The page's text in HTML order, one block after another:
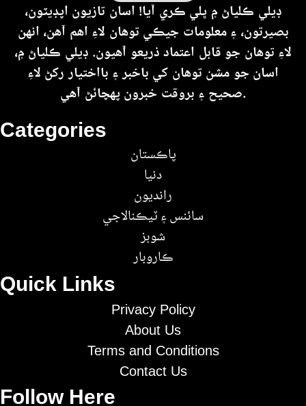
Quick Links
Privacy Policy
About Us
Terms and Conditions
Contact Us
Follow Here
Categories
پاڪستان
دنيا
رانديون
سائنس ۽ ٽيڪنالاجي
شوبز
ڪاروبار
ڊيلي ڪلياڻ ۾ ڀلي ڪري آيا! اسان تازيون اپڊيٽون،
بصيرتون، ۽ معلومات جيڪي توهان لاءِ اهم آهن، انهن
لاءِ توهان جو قابل اعتماد ذريعو آهيون. ڊيلي ڪلياڻ ۾،
اسان جو مشن توهان کي باخبر ۽ بااختيار رکڻ لاءِ
صحيح ۽ بروقت خبرون پهچائڻ آهي.